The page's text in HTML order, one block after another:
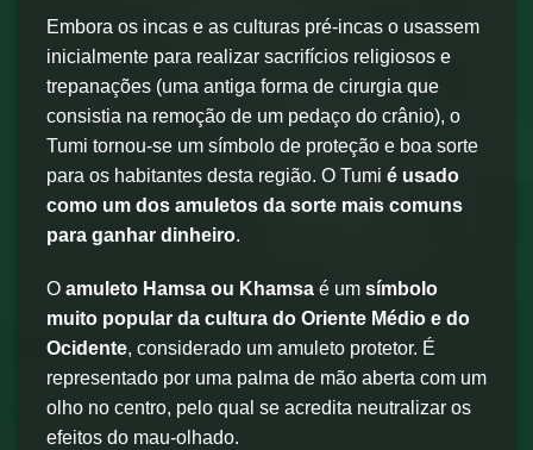
Embora os incas e as culturas pré-incas o usassem
inicialmente para realizar sacrifícios religiosos e
trepanações (uma antiga forma de cirurgia que
consistia na remoção de um pedaço do crânio), o
Tumi tornou-se um símbolo de proteção e boa sorte
para os habitantes desta região. O Tumi é usado
como um dos amuletos da sorte mais comuns
para ganhar dinheiro.
O amuleto Hamsa ou Khamsa é um símbolo
muito popular da cultura do Oriente Médio e do
Ocidente, considerado um amuleto protetor. É
representado por uma palma de mão aberta com um
olho no centro, pelo qual se acredita neutralizar os
efeitos do mau-olhado.